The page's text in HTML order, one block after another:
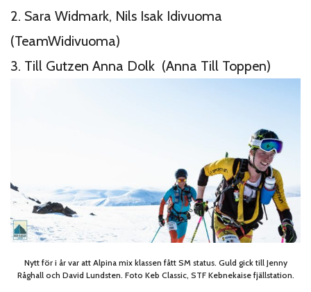
2. Sara Widmark, Nils Isak Idivuoma
(TeamWidivuoma)
3. Till Gutzen Anna Dolk (Anna Till Toppen)
Nytt för i år var att Alpina mix klassen fått SM status. Guld gick till Jenny
Råghall och David Lundsten. Foto Keb Classic, STF Kebnekaise fjällstation.